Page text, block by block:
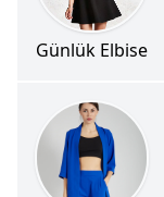
Günlük Elbise